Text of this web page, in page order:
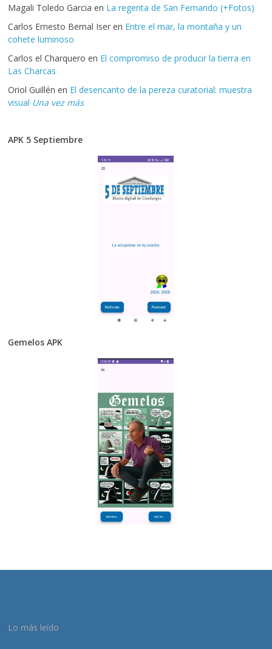
Magali Toledo Garcia en La regenta de San Fernando (+Fotos)
Carlos Ernesto Bernal Iser en Entre el mar, la montaña y un
cohete luminoso
Carlos el Charquero en El compromiso de producir la tierra en
Las Charcas
Oriol Guillén en El desencanto de la pereza curatorial: muestra
visual Una vez más
APK 5 Septiembre
Gemelos APK
Lo más leído